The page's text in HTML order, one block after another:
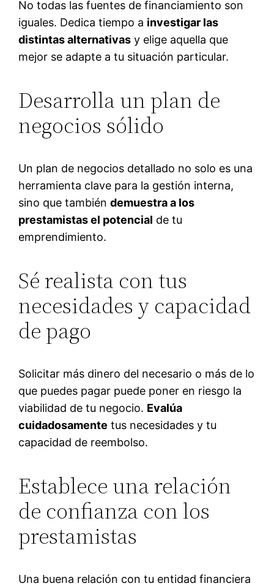
No todas las fuentes de financiamiento son
iguales. Dedica tiempo a investigar las
distintas alternativas y elige aquella que
mejor se adapte a tu situación particular.
Desarrolla un plan de
negocios sólido
Un plan de negocios detallado no solo es una
herramienta clave para la gestión interna,
sino que tambiéndemuestra a los
prestamistas el potencial de tu
emprendimiento.
Sé realista con tus
necesidades y capacidad
de pago
Solicitar más dinero del necesario o más de lo
que puedes pagar puede poner en riesgo la
viabilidad de tu negocio. Evalúa
cuidadosamente tus necesidades y tu
capacidad de reembolso.
Establece una relación
de confianza con los
prestamistas
Una buena relación con tu entidad financiera